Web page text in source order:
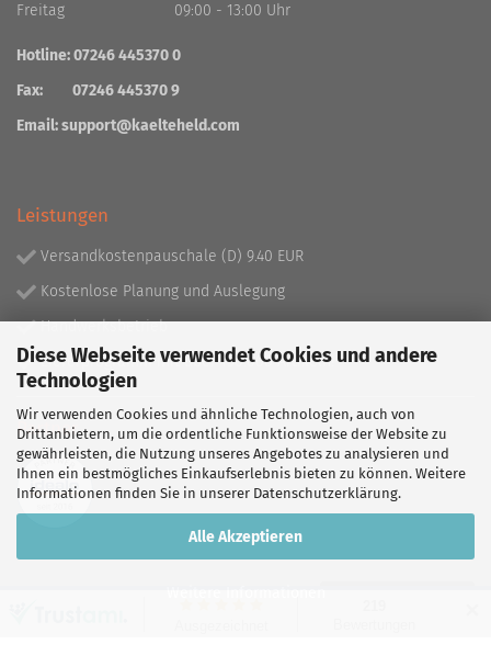
Diese Webseite verwendet Cookies und andere
Technologien
Wir verwenden Cookies und ähnliche Technologien, auch von
Drittanbietern, um die ordentliche Funktionsweise der Website zu
gewährleisten, die Nutzung unseres Angebotes zu analysieren und
Ihnen ein bestmögliches Einkaufserlebnis bieten zu können. Weitere
Informationen finden Sie in unserer Datenschutzerklärung.
Alle Akzeptieren
Freitag 09:00 - 13:00 Uhr
Hotline: 07246 445370 0
Fax: 07246 445370 9
Email:support@kaelteheld.com
Leistungen
Versandkostenpauschale (D) 9.40 EUR
Kostenlose Planung und Auslegung
Handwerksbetrieb
Lieferprogramm mit über 130.000 Artikeln!
Partner